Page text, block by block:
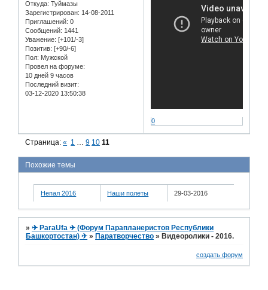
Откуда: Туймазы
Зарегистрирован: 14-08-2011
Приглашений: 0
Сообщений: 1441
Уважение: [+101/-3]
Позитив: [+90/-6]
Пол: Мужской
Провел на форуме:
10 дней 9 часов
Последний визит:
03-12-2020 13:50:38
0
Страница:« 1 … 9 10 11
Похожие темы
Непал 2016 Наши полеты 29-03-2016
»✈ ParaUfa ✈ (Форум Парапланеристов Республики
Башкортостан) ✈ »Паратворчество »Видеоролики - 2016.
создать форум